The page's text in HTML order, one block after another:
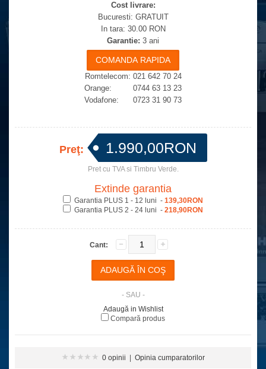
Cost livrare:
Bucuresti: GRATUIT
In tara: 30.00 RON
Garantie: 3 ani
Romtelecom: 021 642 70 24
Orange: 0744 63 13 23
Vodafone: 0723 31 90 73
Preţ: 1.990,00RON
Pret cu TVA si Timbru Verde.
Extinde garantia
Garantia PLUS 1 - 12 luni - 139,30RON
Garantia PLUS 2 - 24 luni - 218,90RON
Cant:
- SAU -
Adaugă in Wishlist
Compară produs
0 opinii Opinia cumparatorilor